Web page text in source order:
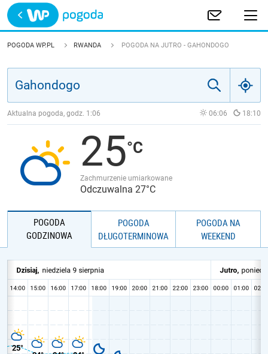
Trwa ładowanie
POLSKA
JAKOŚĆ POWIETRZA
POGODA WP.PL RWANDA POGODA NA JUTRO - GAHONDOGO
Aktualna pogoda, godz. 1:06 06:06 18:10
25
Zachmurzenie umiarkowane
Odczuwalna 27°C
POGODA
GODZINOWA
POGODA
DŁUGOTERMINOWA
POGODA NA
WEEKEND